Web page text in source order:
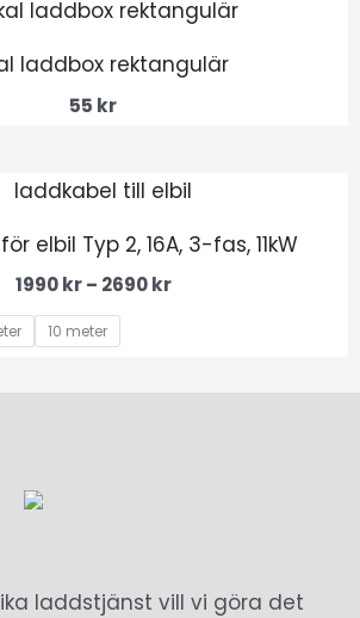
laddbox rektangulär
55 kr
elbil Typ 2, 16A, 3-fas, 11kW
1990kr – 2690kr
Prisintervall:
1990 kr
2690 kr
10 meter
laddstjänst vill vi göra det